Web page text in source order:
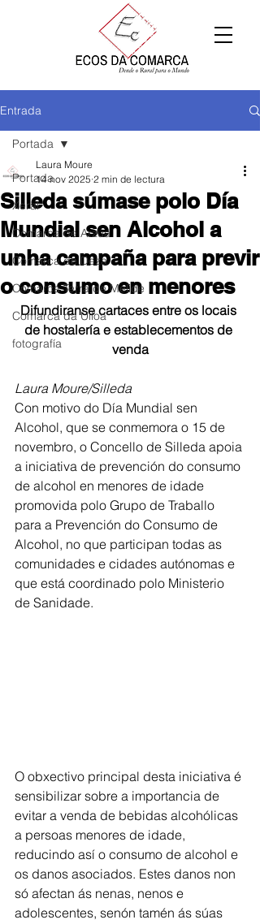
Entrada
Portada
Xeral
Comarca de Arzúa
Comarca de Deza
Comarca Terra de Melide
Comarca da Ulloa
fotografía
Portada
Silleda súmase polo Día
Mundial sen Alcohol a
unha campaña para previr
o consumo en menores
Laura Moure
14 nov 2025 2 min de lectura
Difundiranse cartaces entre os locais
de hostalería e establecementos de
venda
Laura Moure/Silleda
Con motivo do Día Mundial sen
Alcohol, que se conmemora o 15 de
novembro, o Concello de Silleda apoia
a iniciativa de prevención do consumo
de alcohol en menores de idade
promovida polo Grupo de Traballo
para a Prevención do Consumo de
Alcohol, no que participan todas as
comunidades e cidades autónomas e
que está coordinado polo Ministerio
de Sanidade.
O obxectivo principal desta iniciativa é
sensibilizar sobre a importancia de
evitar a venda de bebidas alcohólicas
a persoas menores de idade,
reducindo así o consumo de alcohol e
os danos asociados. Estes danos non
só afectan ás nenas, nenos e
adolescentes, senón tamén ás súas